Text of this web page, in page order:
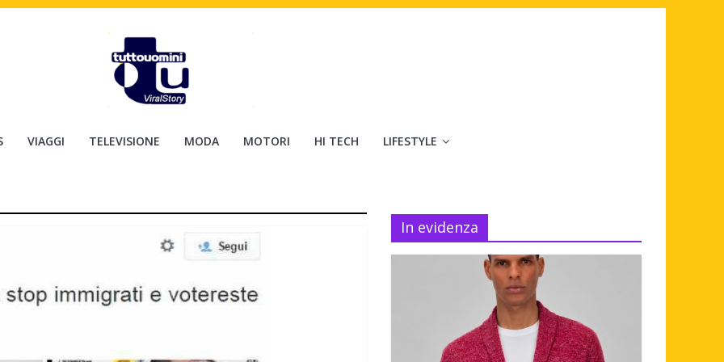
VIAGGI TELEVISIONE MODA MOTORI HI TECH LIFESTYLE
In evidenza